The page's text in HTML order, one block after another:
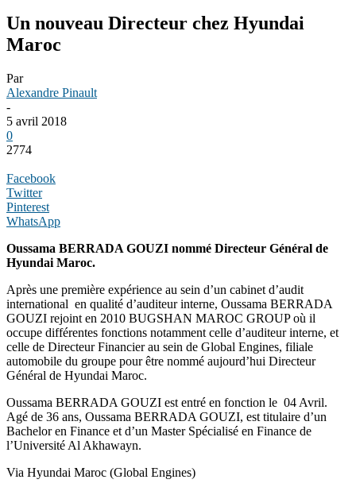
Un nouveau Directeur chez Hyundai
Maroc
Par
Alexandre Pinault
-
5 avril 2018
0
2774
Facebook
Twitter
Pinterest
WhatsApp
Oussama BERRADA GOUZI nommé Directeur Général de
Hyundai Maroc.
Après une première expérience au sein d’un cabinet d’audit
international en qualité d’auditeur interne, Oussama BERRADA
GOUZI rejoint en 2010 BUGSHAN MAROC GROUP où il
occupe différentes fonctions notamment celle d’auditeur interne, et
celle de Directeur Financier au sein de Global Engines, filiale
automobile du groupe pour être nommé aujourd’hui Directeur
Général de Hyundai Maroc.
Oussama BERRADA GOUZI est entré en fonction le 04 Avril.
Agé de 36 ans, Oussama BERRADA GOUZI, est titulaire d’un
Bachelor en Finance et d’un Master Spécialisé en Finance de
l’Université Al Akhawayn.
Via Hyundai Maroc (Global Engines)